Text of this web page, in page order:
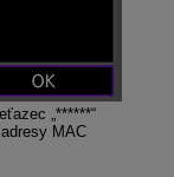
„******“
MAC